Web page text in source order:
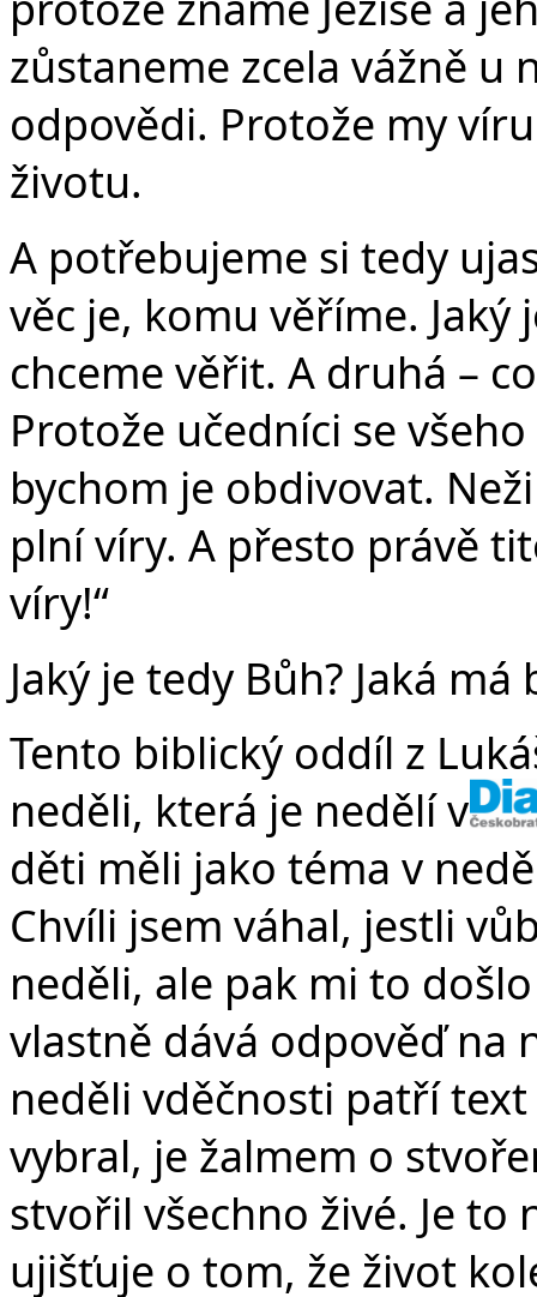
zůstaneme zcela vážně u
odpovědi. Protože my
životu.
A potřebujeme si tedy
věc je, komu věříme.
chceme věřit. A druhá –
Protože učedníci se
bychom je obdivovat.
plní víry. A přesto právě
víry!“
Jaký je tedy Bůh? Jaká má
Tento biblický oddíl z
neděli, která je nedělí
děti měli jako téma v
Chvíli jsem váhal, jestli
neděli, ale pak mi to
vlastně dává odpověď na
neděli vděčnosti patří
vybral, je žalmem o
stvořil všechno živé. Je
ujišťuje o tom, že život